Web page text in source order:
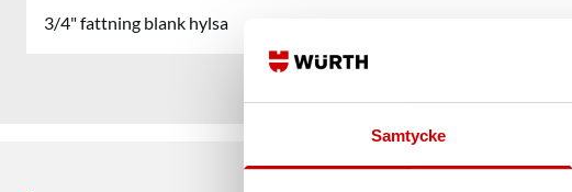
Samtycke
3/4" fattning blank hylsa